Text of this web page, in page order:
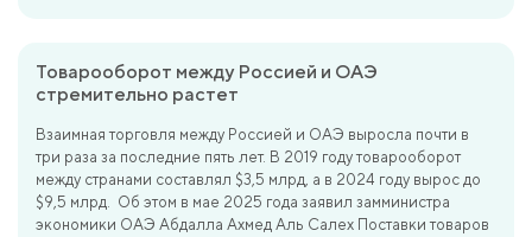
Товарооборот между Россией и ОАЭ
стремительно растет
Взаимная торговля между Россией и ОАЭ выросла почти в
три раза за последние пять лет. В 2019 году товарооборот
между странами составлял $3,5 млрд, а в 2024 году вырос до
$9,5 млрд. Об этом в мае 2025 года заявил замминистра
экономики ОАЭ Абдалла Ахмед Аль Салех Поставки товаров